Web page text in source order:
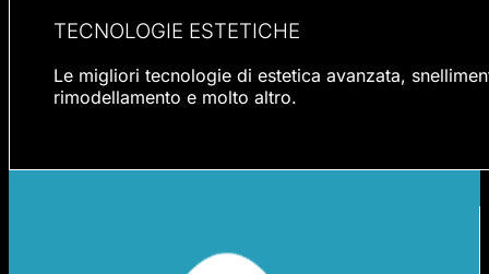
TECNOLOGIE ESTETICHE
Le migliori tecnologie di estetica avanzata,
rimodellamento e molto altro.